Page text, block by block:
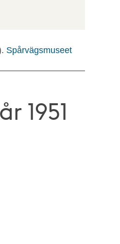
Spårvägsmuseet
1951